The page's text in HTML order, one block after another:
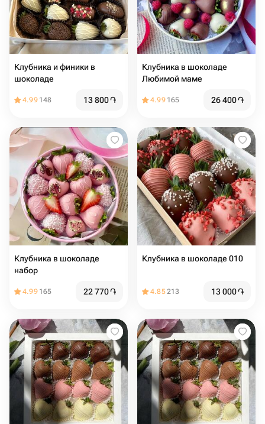
Клубника и финики в
шоколаде
4.99 148 13 800֏
Клубника в шоколаде
Любимой маме
4.99 165 26 400֏
Клубника в шоколаде
набор
4.99 165 22 770֏
Клубника в шоколаде 010
4.85213 13 000֏